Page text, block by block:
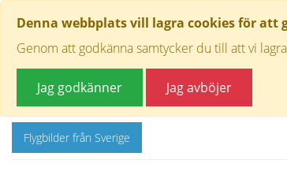
Denna webbplats vill lagra cookies för att
Genom att godkänna samtycker du till att vi
Jag godkänner Jag avböjer
Flygbilder från Sverige